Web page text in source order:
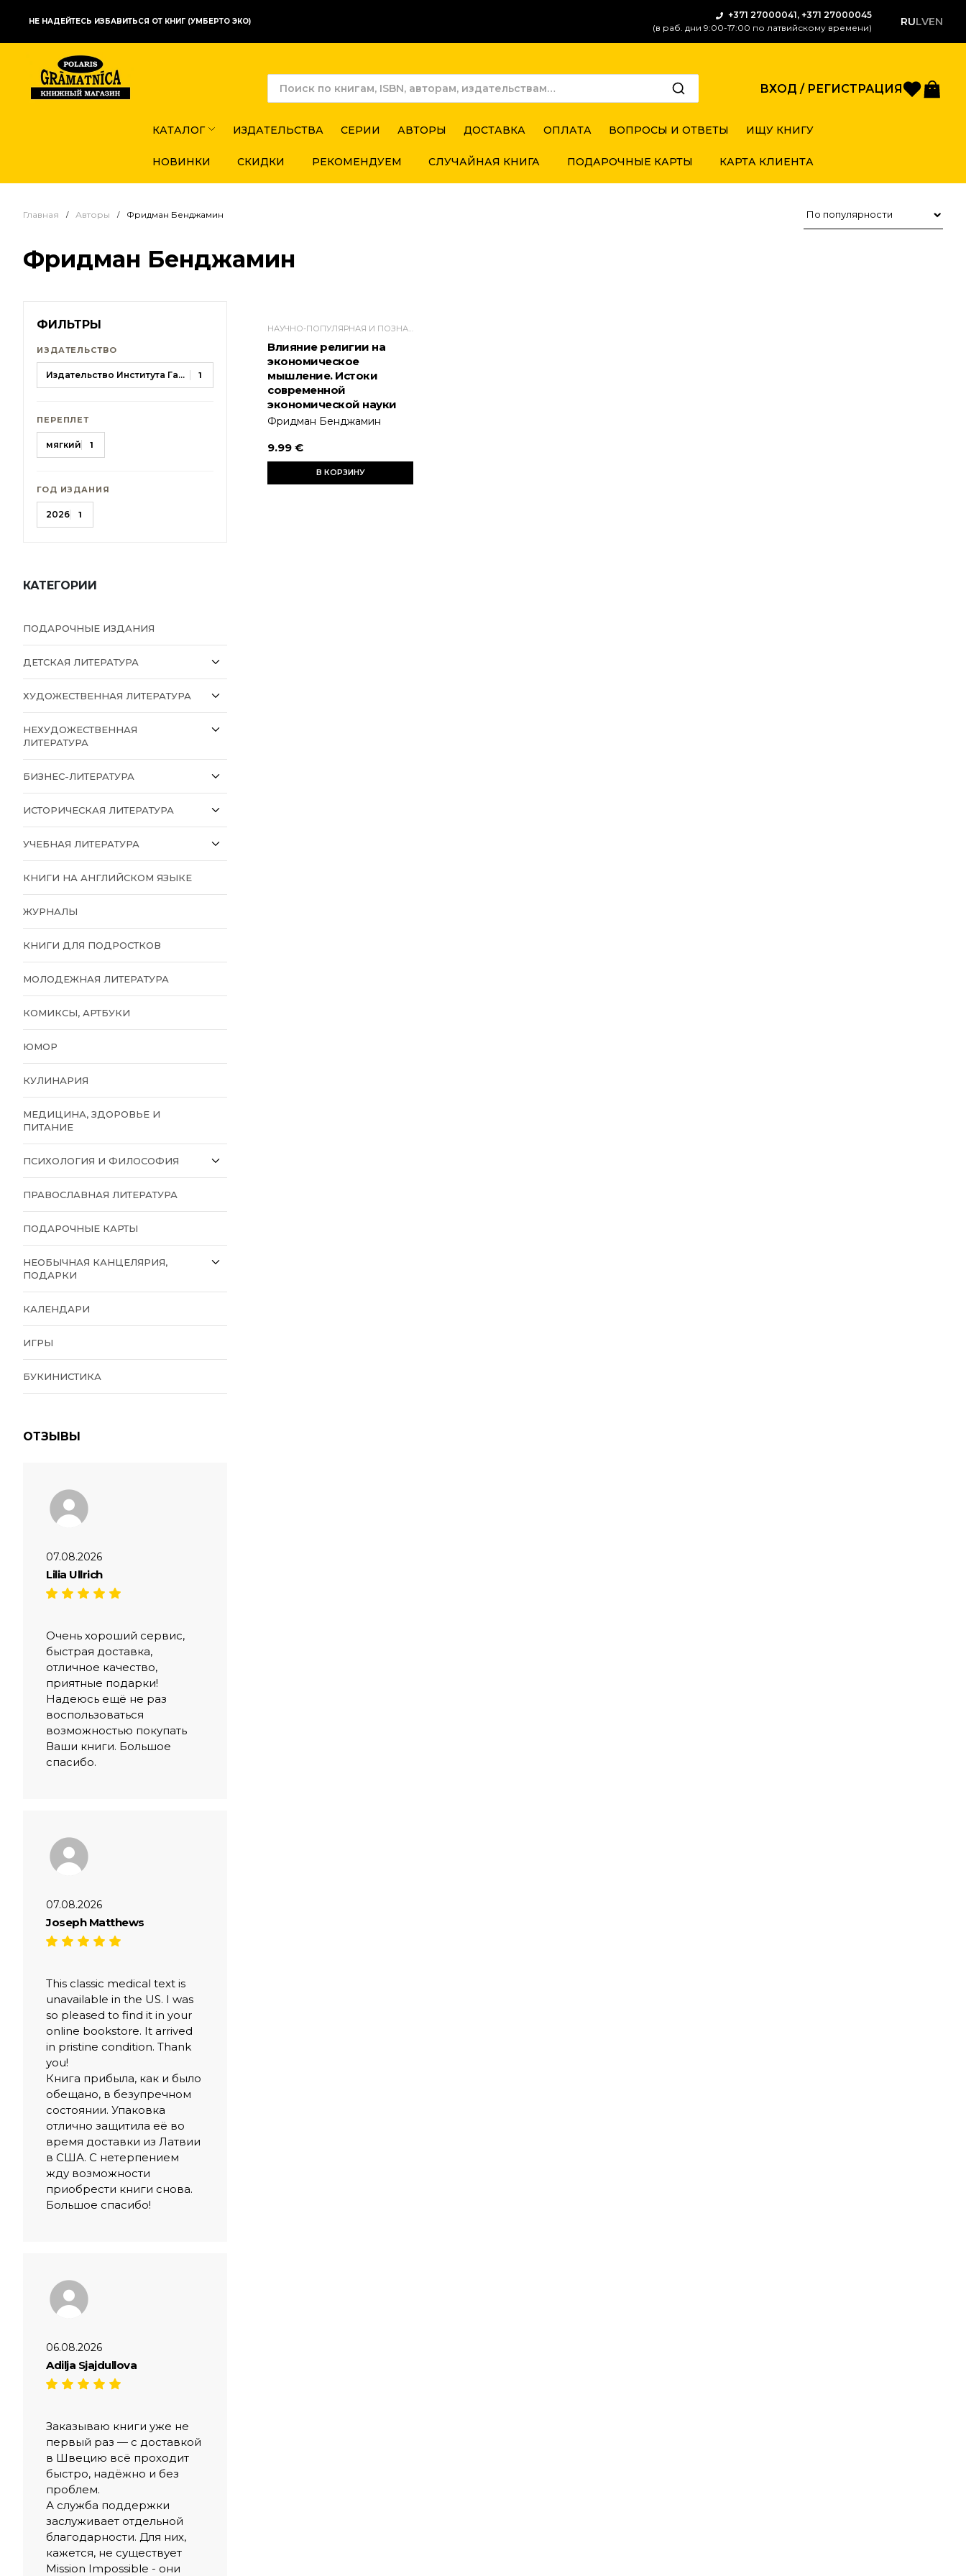
НЕ НАДЕЙТЕСЬ ИЗБАВИТЬСЯ ОТ КНИГ (УМБЕРТО ЭКО)
+371 27000041, +371 27000045
(в раб. дни 9:00-17:00 по латвийскому времени)
RULVEN
ВХОД / РЕГИСТРАЦИЯ
КАТАЛОГ ИЗДАТЕЛЬСТВА СЕРИИ АВТОРЫ ДОСТАВКА ОПЛАТА ВОПРОСЫ И ОТВЕТЫ ИЩУ КНИГУ
НОВИНКИ СКИДКИ РЕКОМЕНДУЕМ СЛУЧАЙНАЯ КНИГА ПОДАРОЧНЫЕ КАРТЫ КАРТА КЛИЕНТА
Главная Авторы Фридман Бенджамин
Фридман Бенджамин
ФИЛЬТРЫ
ИЗДАТЕЛЬСТВО
Издательство Института Гайдара 1
ПЕРЕПЛЕТ
мягкий 1
ГОД ИЗДАНИЯ
2026 1
КАТЕГОРИИ
ПОДАРОЧНЫЕ ИЗДАНИЯ
ДЕТСКАЯ ЛИТЕРАТУРА
ХУДОЖЕСТВЕННАЯ ЛИТЕРАТУРА
НЕХУДОЖЕСТВЕННАЯ
ЛИТЕРАТУРА
БИЗНЕС-ЛИТЕРАТУРА
ИСТОРИЧЕСКАЯ ЛИТЕРАТУРА
УЧЕБНАЯ ЛИТЕРАТУРА
КНИГИ НА АНГЛИЙСКОМ ЯЗЫКЕ
ЖУРНАЛЫ
КНИГИ ДЛЯ ПОДРОСТКОВ
МОЛОДЕЖНАЯ ЛИТЕРАТУРА
КОМИКСЫ, АРТБУКИ
ЮМОР
КУЛИНАРИЯ
МЕДИЦИНА, ЗДОРОВЬЕ И
ПИТАНИЕ
ПСИХОЛОГИЯ И ФИЛОСОФИЯ
ПРАВОСЛАВНАЯ ЛИТЕРАТУРА
ПОДАРОЧНЫЕ КАРТЫ
НЕОБЫЧНАЯ КАНЦЕЛЯРИЯ,
ПОДАРКИ
КАЛЕНДАРИ
ИГРЫ
БУКИНИСТИКА
ОТЗЫВЫ
07.08.2026
Lilia Ullrich
Очень хороший сервис,
быстрая доставка,
отличное качество,
приятные подарки!
Надеюсь ещё не раз
воспользоваться
возможностью покупать
Ваши книги. Большое
спасибо.
07.08.2026
Joseph Matthews
This classic medical text is
unavailable in the US. I was
so pleased to find it in your
online bookstore. It arrived
in pristine condition. Thank
you!
Книга прибыла, как и было
обещано, в безупречном
состоянии. Упаковка
отлично защитила её во
время доставки из Латвии
в США. С нетерпением
жду возможности
приобрести книги снова.
Большое спасибо!
06.08.2026
Adilja Sjajdullova
Заказываю книги уже не
первый раз — с доставкой
в Швецию всё проходит
быстро, надёжно и без
проблем.
А служба поддержки
заслуживает отдельной
благодарности. Для них,
кажется, не существует
Mission Impossible - они
Влияние религии на
экономическое
мышление. Истоки
современной
экономической науки
Фридман Бенджамин
9.99 €
В КОРЗИНУ